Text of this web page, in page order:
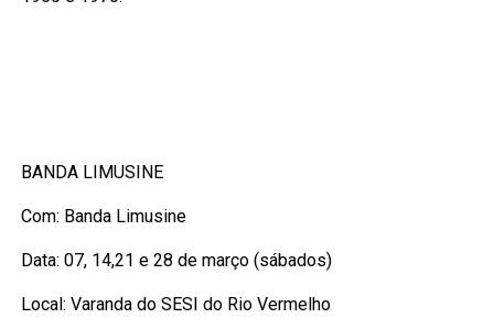
BANDA LIMUSINE
Com: Banda Limusine
Data: 07, 14,21 e 28 de março (sábados)
Local: Varanda do SESI do Rio Vermelho